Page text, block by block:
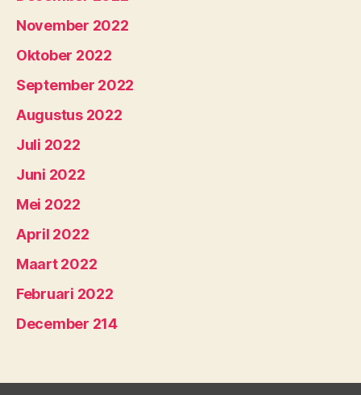
November 2022
Oktober 2022
September 2022
Augustus 2022
Juli 2022
Juni 2022
Mei 2022
April 2022
Maart 2022
Februari 2022
December 214